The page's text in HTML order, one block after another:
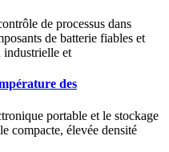
de processus dans
de batterie fiables et
industrielle et
des
portable et le stockage
compacte, élevée densité